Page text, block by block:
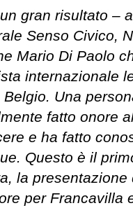
gran risultato –
Senso Civico,
Mario Di Paolo
internazionale
Una
fatto onore
e ha fatto
Questo è il
la
per Francavilla